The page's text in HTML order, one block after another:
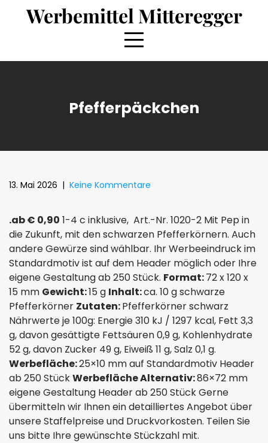
Werbemittel Mitteregger
Pfefferpäckchen
13. Mai 2026 | Keine Kommentare
.ab € 0,90 1-4 c inklusive, Art.-Nr. 1020-2 Mit Pep in
die Zukunft, mit den schwarzen Pfefferkörnern. Auch
andere Gewürze sind wählbar. Ihr Werbeeindruck im
Standardmotiv ist auf dem Header möglich oder Ihre
eigene Gestaltung ab 250 Stück. Format:72 x 120 x
15 mm Gewicht:15 g Inhalt:ca. 10 g schwarze
Pfefferkörner Zutaten:Pfefferkörner schwarz
Nährwerte je 100g: Energie 310 kJ / 1297 kcal, Fett 3,3
g, davon gesättigte Fettsäuren 0,9 g, Kohlenhydrate
52 g, davon Zucker 49 g, Eiweiß 11 g, Salz 0,1 g.
Werbefläche:25×10 mm auf Standardmotiv Header
ab 250 StückWerbefläche Alternativ:86×72 mm
eigene Gestaltung Header ab 250 Stück Gerne
übermitteln wir Ihnen ein detailliertes Angebot über
unsere Staffelpreise und Druckvorkosten. Teilen Sie
uns bitte Ihre gewünschte Stückzahl mit.